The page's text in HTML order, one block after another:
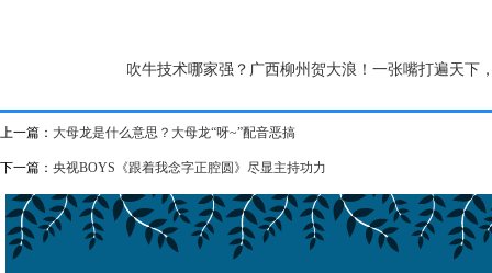
吹牛技术哪家强？广西柳州贺大浪！一张嘴打遍天下
上一篇： 大母龙是什么意思？大母龙“呀~”配音恶搞
下一篇： 央视BOYS《跟着我念字正腔圆》尽显主持功力